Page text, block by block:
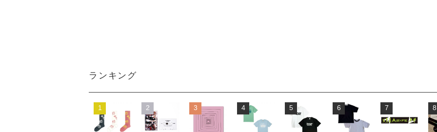
ランキング
1 2 3 4 5 6 7 8